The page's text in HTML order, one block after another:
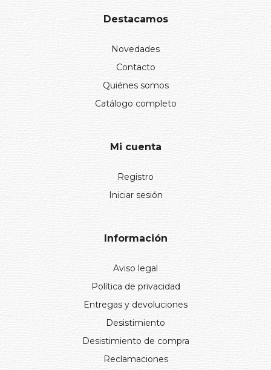
Destacamos
Novedades
Contacto
Quiénes somos
Catálogo completo
Mi cuenta
Registro
Iniciar sesión
Información
Aviso legal
Política de privacidad
Entregas y devoluciones
Desistimiento
Desistimiento de compra
Reclamaciones